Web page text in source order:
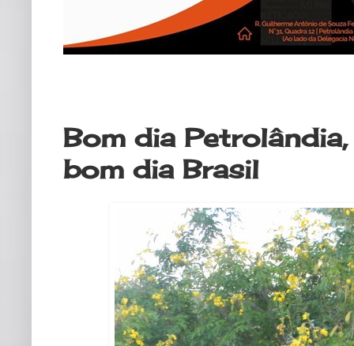
Bom dia
bom dia Brasil